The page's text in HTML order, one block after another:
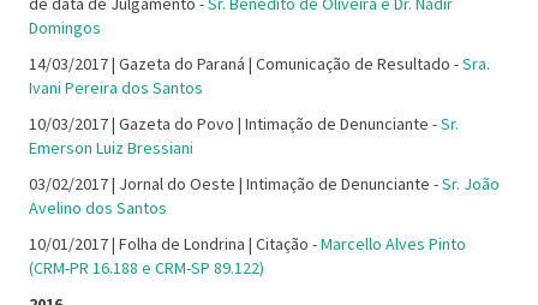
Domingos
14/03/2017 | Gazeta do Paraná | Comunicação de Resultado -Sra.
Ivani Pereira dos Santos
10/03/2017 | Gazeta do Povo | Intimação de Denunciante -Sr.
Emerson Luiz Bressiani
03/02/2017 | Jornal do Oeste | Intimação de Denunciante -Sr. João
Avelino dos Santos
10/01/2017 | Folha de Londrina | Citação -Marcello Alves Pinto
(CRM-PR 16.188 e CRM-SP 89.122)